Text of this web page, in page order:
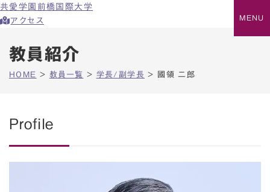
共愛学園前橋国際大学
アクセス
教員紹介
HOME > 教員一覧 > 学長/副学長 > 國領 二郎
Profile